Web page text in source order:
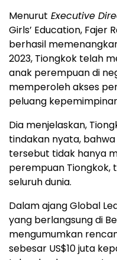
Menurut Executive
Girls’ Education, Fajer
berhasil
2023, Tiongkok telah
anak perempuan di
memperoleh akses
peluang
Dia menjelaskan,
tindakan nyata,
tersebut tidak hanya
perempuan Tiongkok,
seluruh dunia.
Dalam ajang Global
yang berlangsung di
mengumumkan
sebesar US$10 juta